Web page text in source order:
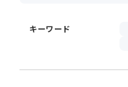
キーワード